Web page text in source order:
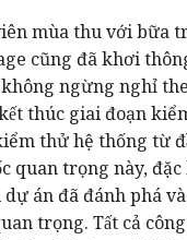
mùa thu với bữa
cũng đã khơi
ngừng nghỉ
thúc giai đoạn
thử hệ thống từ
quan trọng này,
dự án đã đánh phá
trọng. Tất cả